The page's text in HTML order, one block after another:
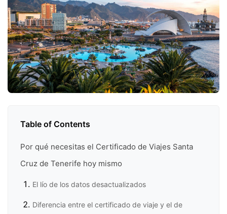
Table of Contents
Por qué necesitas el Certificado de Viajes Santa
Cruz de Tenerife hoy mismo
El lío de los datos desactualizados
Diferencia entre el certificado de viaje y el de